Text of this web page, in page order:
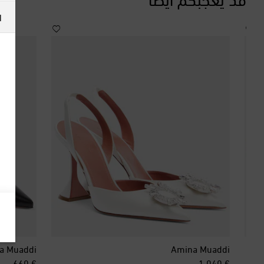
Muaddi
Amina Muaddi